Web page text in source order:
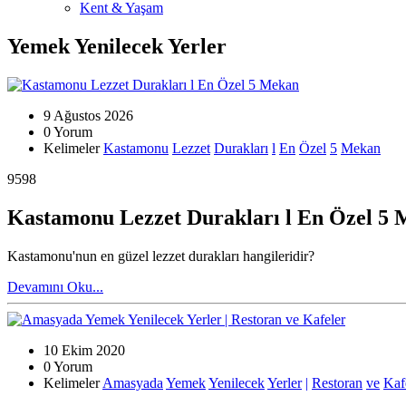
Kent & Yaşam
Yemek Yenilecek Yerler
9 Ağustos 2026
0 Yorum
KelimelerKastamonu Lezzet Durakları l En Özel 5 Mekan
9598
Kastamonu Lezzet Durakları l En Özel 5
Kastamonu'nun en güzel lezzet durakları hangileridir?
Devamını Oku...
10 Ekim 2020
0 Yorum
KelimelerAmasyada YemekYenilecekYerler | Restoran ve